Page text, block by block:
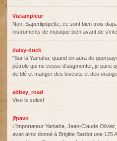
Vizlampleur
Non, Saperlipopette, ce sont bien trois
instruments de musique bien avant de
daisy-duck
"Sur la Yamaha, quand on aura de quoi
pétrole qui ne cesse d'augmenter, je parie
de blé et manger des biscuits et des
abbey_road
Vive le solex!
jfpavo
L'importateur Yamaha, Jean-Claude
avait ainsi donné à Brigitte Bardot une 125